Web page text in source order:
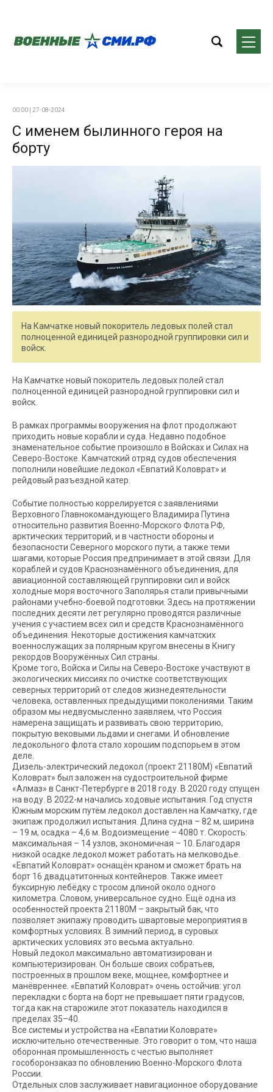
00:00 | 27-08-2024
С именем былинного героя на
борту
На Камчатке новый покоритель ледовых полей стал
полноценной единицей разнородной группировки сил и
войск.
На Камчатке новый покоритель ледовых полей стал
полноценной единицей разнородной группировки сил и
войск.
В рамках программы вооружения на флот продолжают
приходить новые корабли и суда. Недавно подобное
знаменательное событие произошло в Войсках и Силах на
Северо-Востоке. Камчатский отряд судов обеспечения
пополнили новейшие ледокол «Евпатий Коловрат» и
рейдовый разъездной катер.
Событие полностью коррелируется с заявлениями
Верховного Главнокомандующего Владимира Путина
относительно развития Военно-Морского Флота РФ,
арктических территорий, и в частности обороны и
безопасности Северного морского пути, а также теми
шагами, которые Россия предпринимает в этой связи. Для
кораблей и судов Краснознамённого объединения, для
авиационной составляющей группировки сил и войск
холодные моря восточного Заполярья стали привычными
районами учебно-боевой подготовки. Здесь на протяжении
последних десяти лет регулярно проводятся различные
учения с участием всех сил и средств Краснознамённого
объединения. Некоторые достижения камчатских
военнослужащих за полярным кругом внесены в Книгу
рекордов Вооружённых Сил страны.
Кроме того, Войска и Силы на Северо-Востоке участвуют в
экологических миссиях по очистке соответствующих
северных территорий от следов жизнедеятельности
человека, оставленных предыдущими поколениями. Таким
образом мы недвусмысленно заявляем, что Россия
намерена защищать и развивать свою территорию,
покрытую вековыми льдами и снегами. И обновление
ледокольного флота стало хорошим подспорьем в этом
деле.
Дизель-электрический ледокол (проект 21180М) «Евпатий
Коловрат» был заложен на судостроительной фирме
«Алмаз» в Санкт-Петербурге в 2018 году. В 2020 году спущен
на воду. В 2022-м начались ходовые испытания. Год спустя
Южным морским путём ледокол доставлен на Камчатку, где
экипаж продолжил испытания. Длина судна – 82 м, ширина
– 19 м, осадка – 4,6 м. Водоизмещение – 4080 т. Скорость:
максимальная – 14 узлов, экономичная – 10. Благодаря
низкой осадке ледокол может работать на мелководье.
«Евпатий Коловрат» оснащён краном и сможет брать на
борт 16 двадцатитонных контейнеров. Также имеет
буксирную лебёдку с тросом длиной около одного
километра. Словом, универсальное судно. Ещё одна из
особенностей проекта 21180М – закрытый бак, что
позволяет экипажу проводить швартовые мероприятия в
комфортных условиях. В зимний период, в суровых
арктических условиях это весьма актуально.
Новый ледокол максимально автоматизирован и
компьютеризирован. Он больше своих собратьев,
построенных в прошлом веке, мощнее, комфортнее и
манёвреннее. «Евпатий Коловрат» очень остойчив: угол
перекладки с борта на борт не превышает пяти градусов,
тогда как на старожиле этот показатель находился в
пределах 35–40.
Все системы и устройства на «Евпатии Коловрате»
исключительно отечественные. Это говорит о том, что наша
оборонная промышленность с честью выполняет
гособоронзаказ по обновлению Военно-Морского Флота
России.
Отдельных слов заслуживает навигационное оборудование